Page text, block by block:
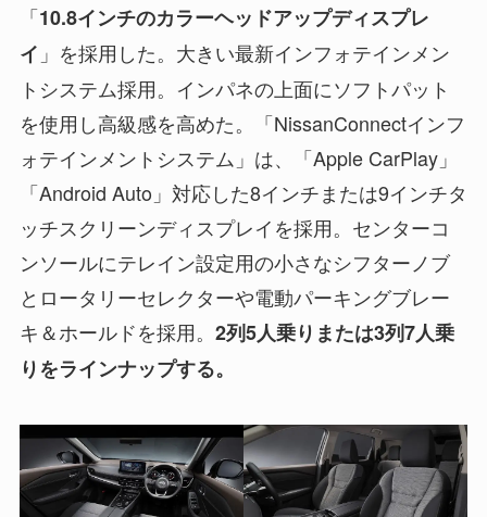
「10.8インチのカラーヘッドアップディスプレ
イ 」を採用した。大きい最新インフォテインメン
トシステム採用。インパネの上面にソフトパット
を使用し高級感を高めた。「NissanConnectインフ
ォテインメントシステム」は、「Apple CarPlay」
「Android Auto」対応した8インチまたは9インチタ
ッチスクリーンディスプレイを採用。センターコ
ンソールにテレイン設定用の小さなシフターノブ
とロータリーセレクターや電動パーキングブレー
キ＆ホールドを採用。 2列5人乗りまたは3列7人乗
りをラインナップする。